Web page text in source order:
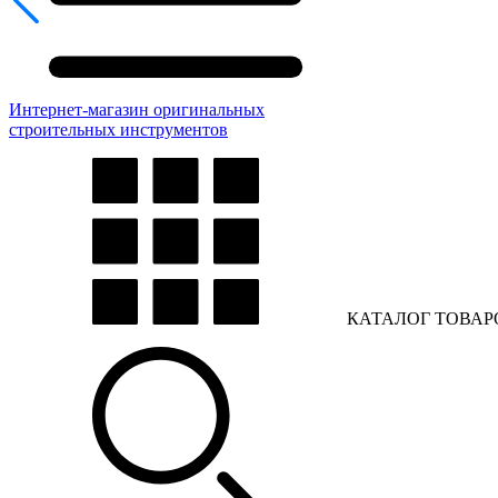
Интернет-магазин оригинальных
строительных инструментов
КАТАЛОГ